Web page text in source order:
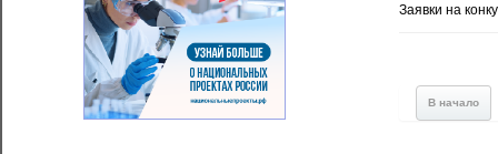
Заявки на
В начало